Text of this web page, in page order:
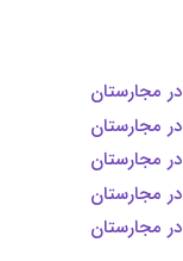
مجارستان
مجارستان
مجارستان
مجارستان
مجارستان